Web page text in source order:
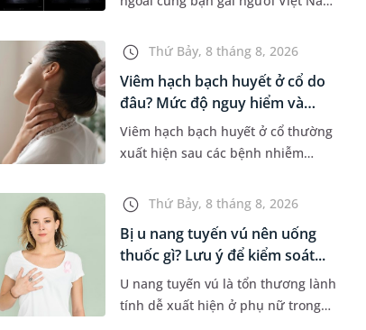
hôn nhân. Qua thăm khám và làm
các xét nghiệm chuyên sâu,...
Thứ Bảy, 8 tháng 8, 2026
Viêm hạch bạch huyết ở cổ do
đâu? Mức độ nguy hiểm và
phư...
Viêm hạch bạch huyết ở cổ thường
xuất hiện sau các bệnh nhiễm
đến lao hạch hoặc ung thư. Để tìm
hiểu nguyên nhân gây viêm,...
Thứ Bảy, 8 tháng 8, 2026
Bị u nang tuyến vú nên uống
thuốc gì? Lưu ý để kiểm soát...
U nang tuyến vú là tổn thương lành
tính dễ xuất hiện ở phụ nữ trong